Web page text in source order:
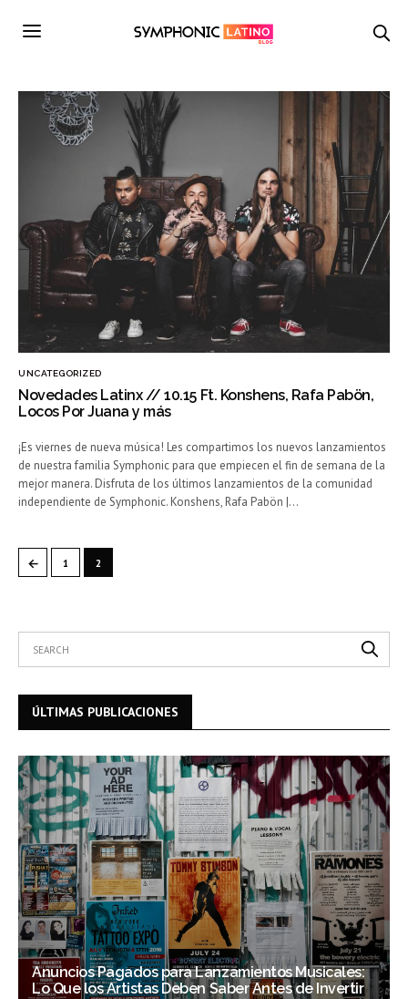
UNCATEGORIZED
Novedades Latinx // 10.15 Ft. Konshens, Rafa Pabön,
Locos Por Juana y más
¡Es viernes de nueva música! Les compartimos los nuevos lanzamientos
de nuestra familia Symphonic para que empiecen el fin de semana de la
mejor manera. Disfruta de los últimos lanzamientos de la comunidad
independiente de Symphonic. Konshens, Rafa Pabön |…
← 1 2
ÚLTIMAS PUBLICACIONES
Anuncios Pagados para Lanzamientos Musicales:
Lo Que los Artistas Deben Saber Antes de Invertir